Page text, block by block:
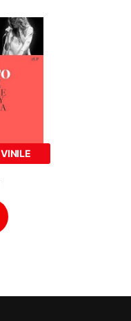
VINILE